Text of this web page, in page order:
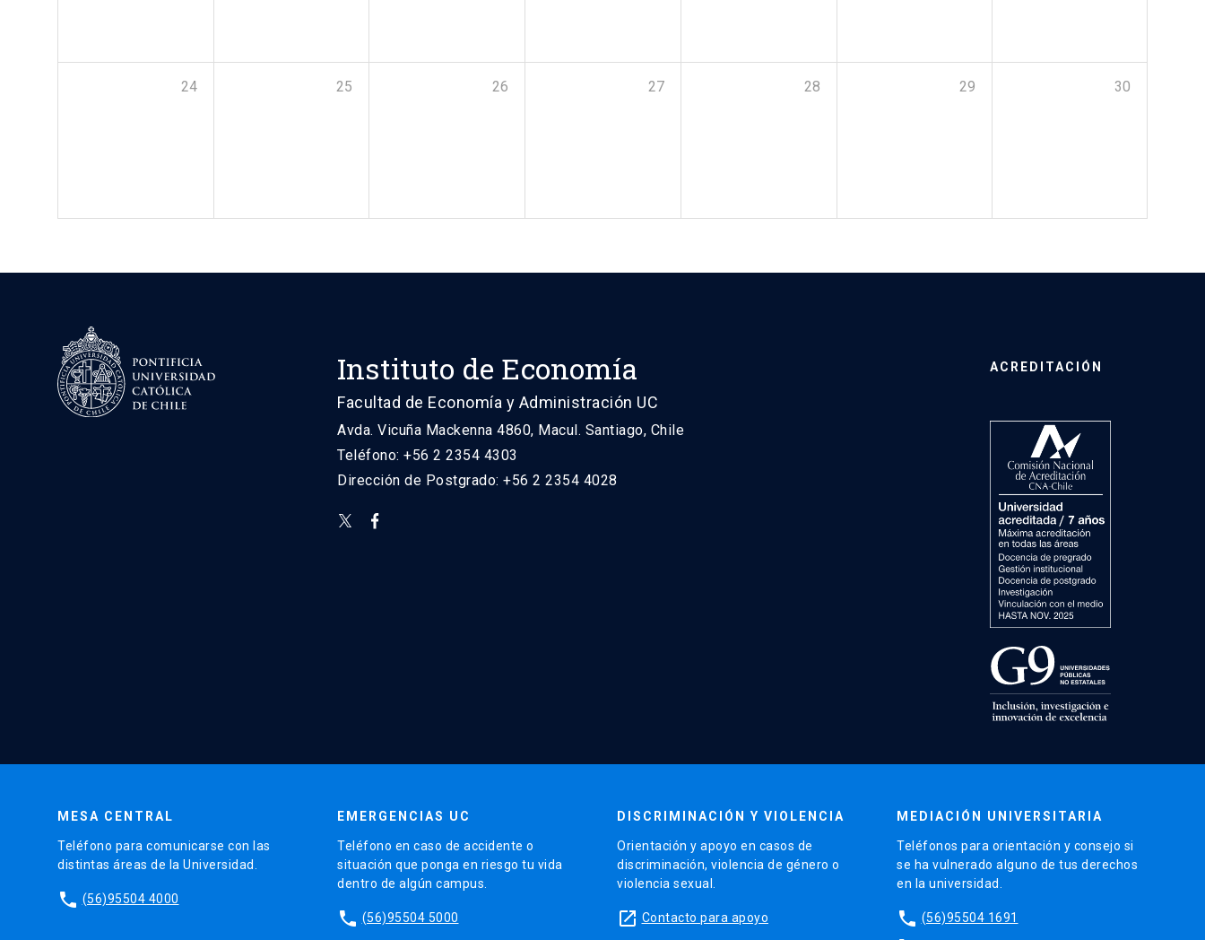
24 25 26 27 28 29 30
Instituto de Economía
Facultad de Economía y Administración UC
Avda. Vicuña Mackenna 4860, Macul. Santiago, Chile
Teléfono: +56 2 2354 4303
Dirección de Postgrado: +56 2 2354 4028
ACREDITACIÓN
MESA CENTRAL
Teléfono para comunicarse con las
distintas áreas de la Universidad.
phone (56)95504 4000
EMERGENCIAS UC
Teléfono en caso de accidente o
situación que ponga en riesgo tu vida
dentro de algún campus.
phone (56)95504 5000
DISCRIMINACIÓN Y VIOLENCIA
Orientación y apoyo en casos de
discriminación, violencia de género o
violencia sexual.
launch Contacto para apoyo
MEDIACIÓN UNIVERSITARIA
Teléfonos para orientación y consejo si
se ha vulnerado alguno de tus derechos
en la universidad.
phone (56)95504 1691